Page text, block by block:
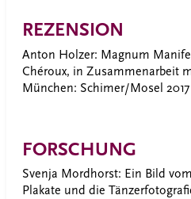
REZENSION
Anton Holzer: Magnum
Chéroux, in Zusammenarbeit
München: Schimer/Mosel
FORSCHUNG
Svenja Mordhorst: Ein Bild
Plakate und die